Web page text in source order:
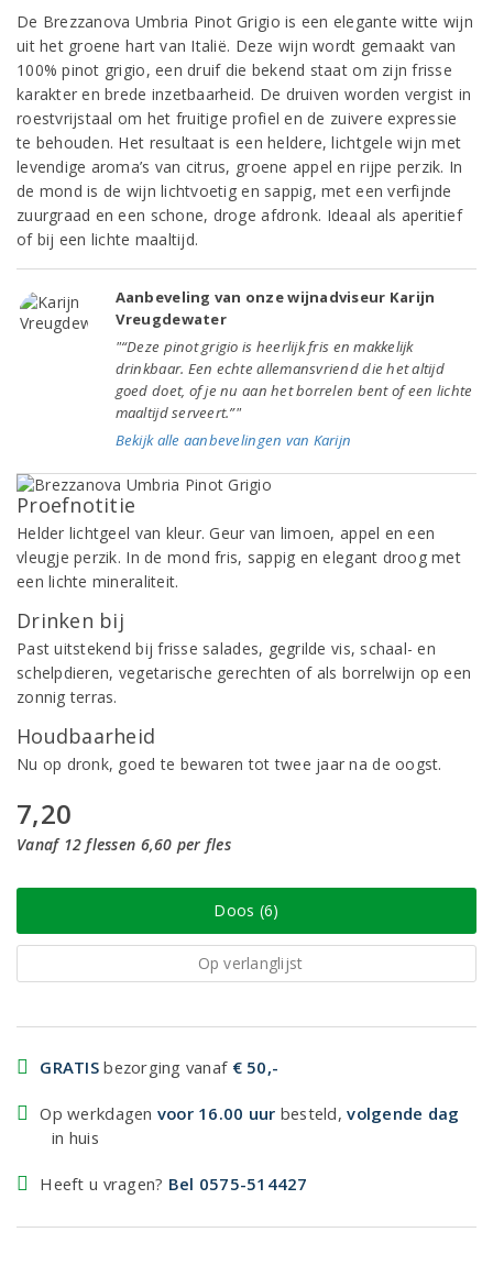
De Brezzanova Umbria Pinot Grigio is een elegante witte wijn
uit het groene hart van Italië. Deze wijn wordt gemaakt van
100% pinot grigio, een druif die bekend staat om zijn frisse
karakter en brede inzetbaarheid. De druiven worden vergist in
roestvrijstaal om het fruitige profiel en de zuivere expressie
te behouden. Het resultaat is een heldere, lichtgele wijn met
levendige aroma’s van citrus, groene appel en rijpe perzik. In
de mond is de wijn lichtvoetig en sappig, met een verfijnde
zuurgraad en een schone, droge afdronk. Ideaal als aperitief
of bij een lichte maaltijd.
Aanbeveling van onze wijnadviseur Karijn
Vreugdewater
"“Deze pinot grigio is heerlijk fris en makkelijk
drinkbaar. Een echte allemansvriend die het altijd
goed doet, of je nu aan het borrelen bent of een lichte
maaltijd serveert.”"
Bekijk alle aanbevelingen van Karijn
Proefnotitie
Helder lichtgeel van kleur. Geur van limoen, appel en een
vleugje perzik. In de mond fris, sappig en elegant droog met
een lichte mineraliteit.
Drinken bij
Past uitstekend bij frisse salades, gegrilde vis, schaal- en
schelpdieren, vegetarische gerechten of als borrelwijn op een
zonnig terras.
Houdbaarheid
Nu op dronk, goed te bewaren tot twee jaar na de oogst.
7,20
Vanaf 12 flessen 6,60 per fles
Doos (6)
Op verlanglijst
GRATIS bezorging vanaf € 50,-
Op werkdagen voor 16.00 uur besteld,volgende dag
in huis
Heeft u vragen? Bel 0575-514427